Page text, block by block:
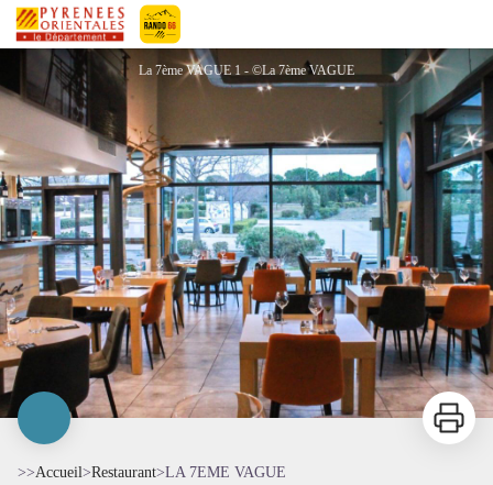
Pyrénées-Orientales Le Département
LA 7EME VAGUE
La 7ème VAGUE 1 - ©La 7ème VAGUE
Imprimer
>>Accueil>Restaurant>LA 7EME VAGUE